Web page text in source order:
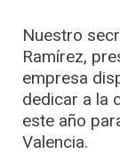
Nuestro
Ramírez,
empresa
dedicar a la
este año
Valencia.